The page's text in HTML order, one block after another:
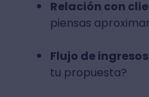
Relación con
piensas
Flujo de
tu propuesta?